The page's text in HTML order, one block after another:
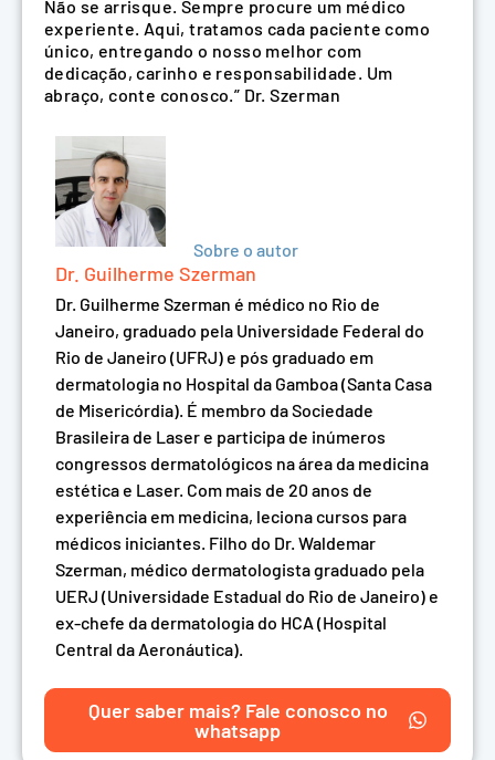
Não se arrisque. Sempre procure um médico
experiente. Aqui, tratamos cada paciente como
único, entregando o nosso melhor com
dedicação, carinho e responsabilidade. Um
abraço, conte conosco.” Dr. Szerman
Sobre o autor
Dr. Guilherme Szerman
Dr. Guilherme Szerman é médico no Rio de
Janeiro, graduado pela Universidade Federal do
Rio de Janeiro (UFRJ) e pós graduado em
dermatologia no Hospital da Gamboa (Santa Casa
de Misericórdia). É membro da Sociedade
Brasileira de Laser e participa de inúmeros
congressos dermatológicos na área da medicina
estética e Laser. Com mais de 20 anos de
experiência em medicina, leciona cursos para
médicos iniciantes. Filho do Dr. Waldemar
Szerman, médico dermatologista graduado pela
UERJ (Universidade Estadual do Rio de Janeiro) e
ex-chefe da dermatologia do HCA (Hospital
Central da Aeronáutica).
Quer saber mais? Fale conosco no
whatsapp